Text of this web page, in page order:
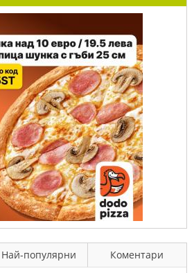
Най-популярни
Коментари